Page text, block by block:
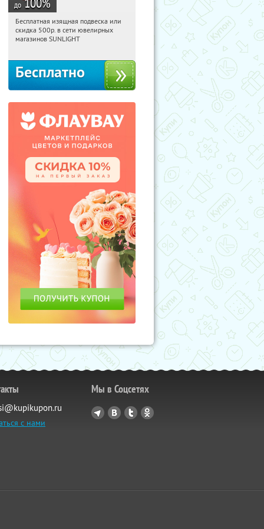
до
11:04:23 Получили:
Россия
Бесплатная изящная подвеска или
скидка 500р. в сети ювелирных
магазинов SUNLIGHT
Бесплатно
с нами
Мы в Соцсетях